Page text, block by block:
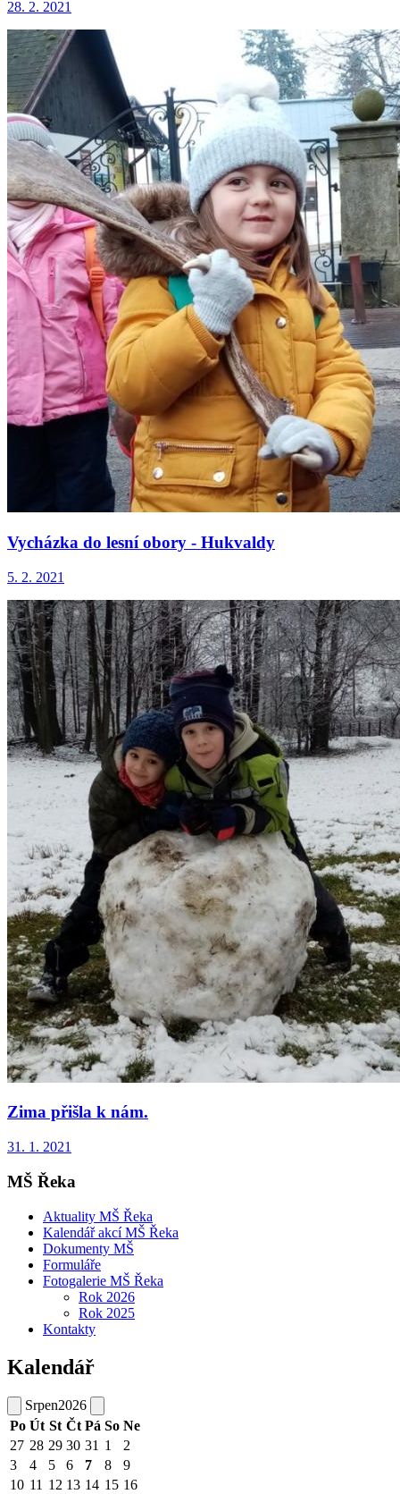
28. 2. 2021
Vycházka do lesní obory - Hukvaldy
5. 2. 2021
Zima přišla k nám.
31. 1. 2021
MŠ Řeka
Aktuality MŠ Řeka
Kalendář akcí MŠ Řeka
Dokumenty MŠ
Formuláře
Fotogalerie MŠ Řeka
Rok 2026
Rok 2025
Kontakty
Kalendář
Srpen2026
Po Út St Čt Pá So Ne
27 28 29 30 31 1
2
3
4 5 6 7 8
9
10 11 12 13 14 15 16